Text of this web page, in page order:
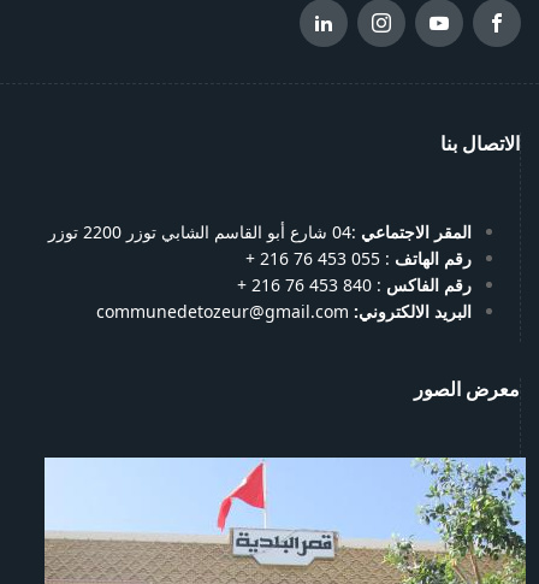
الاتصال بنا
المقر الاجتماعي :04 شارع أبو القاسم الشابي توزر 2200 توزر
رقم الهاتف : 055 453 76 216 +
رقم الفاكس : 840 453 76 216 +
البريد الالكتروني: communedetozeur@gmail.com
معرض الصور